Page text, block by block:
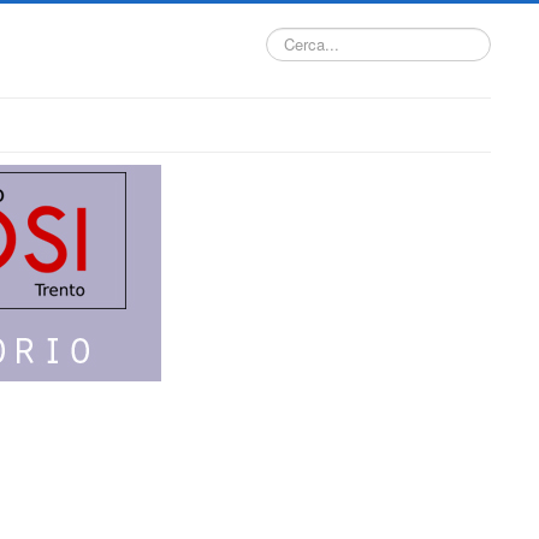
Cerca...